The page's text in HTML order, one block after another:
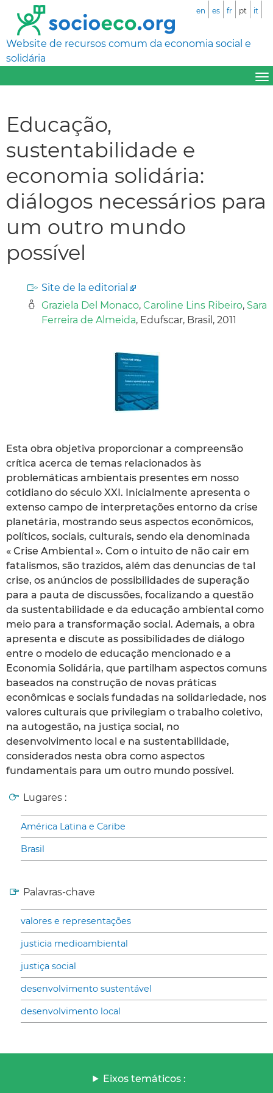
Website de recursos comum da economia social e
solidária
en es fr pt it
Educação,
sustentabilidade e
economia solidária:
diálogos necessários para
um outro mundo
possível
Site de la editorial
Graziela Del Monaco, Caroline Lins Ribeiro, Sara
Ferreira de Almeida, Edufscar, Brasil, 2011
Esta obra objetiva proporcionar a compreensão
crítica acerca de temas relacionados às
problemáticas ambientais presentes em nosso
cotidiano do século XXI. Inicialmente apresenta o
extenso campo de interpretações entorno da crise
planetária, mostrando seus aspectos econômicos,
políticos, sociais, culturais, sendo ela denominada
« Crise Ambiental ». Com o intuito de não cair em
fatalismos, são trazidos, além das denuncias de tal
crise, os anúncios de possibilidades de superação
para a pauta de discussões, focalizando a questão
da sustentabilidade e da educação ambiental como
meio para a transformação social. Ademais, a obra
apresenta e discute as possibilidades de diálogo
entre o modelo de educação mencionado e a
Economia Solidária, que partilham aspectos comuns
baseados na construção de novas práticas
econômicas e sociais fundadas na solidariedade, nos
valores culturais que privilegiam o trabalho coletivo,
na autogestão, na justiça social, no
desenvolvimento local e na sustentabilidade,
considerados nesta obra como aspectos
fundamentais para um outro mundo possível.
Lugares :
América Latina e Caribe
Brasil
Palavras-chave
valores e representações
justicia medioambiental
justiça social
desenvolvimento sustentável
desenvolvimento local
Eixos temáticos :